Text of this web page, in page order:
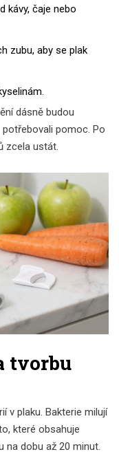
kávy, čaje nebo
zubu, aby se plak
dásně budou
pomoc. Po
zcela ustát.
tvorbu
v plaku. Bakterie milují
které obsahuje
na dobu až 20 minut.